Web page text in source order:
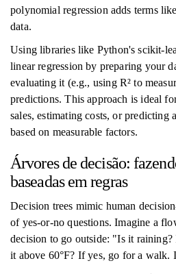
polynomial regression adds terms
data.
Using libraries like Python's scikit-
linear regression by preparing your
evaluating it (e.g., using R² to
predictions. This approach is ideal
sales, estimating costs, or predicting
based on measurable factors.
Árvores de decisão:
baseadas em regras
Decision trees mimic human
of yes-or-no questions. Imagine a
decision to go outside: "Is it
it above 60°F? If yes, go for a walk.